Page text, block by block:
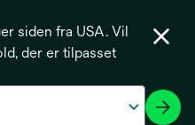
siden fra USA. Vil
der er tilpasset